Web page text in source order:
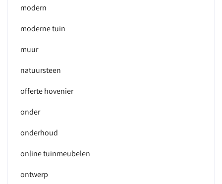
modern
moderne tuin
muur
natuursteen
offerte hovenier
onder
onderhoud
online tuinmeubelen
ontwerp